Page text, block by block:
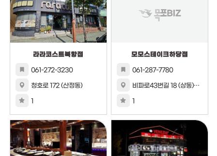
라라코스트북항점
061-272-3230
청호로 172 (산정동)
1
모모스테이크하당점
061-287-7780
비파로43번길 18 (상동)994번지 1호 2층
1